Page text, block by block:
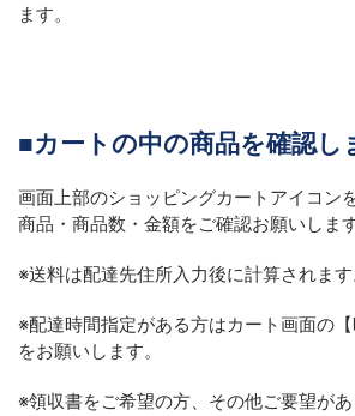
ます。
■カートの中の商品を確認し
画面上部のショッピングカートアイコン
商品・商品数・金額をご確認お願いします
※送料は配達先住所入力後に計算されます
※配達時間指定がある方はカート画面の
をお願いします。
※領収書をご希望の方、その他ご要望が